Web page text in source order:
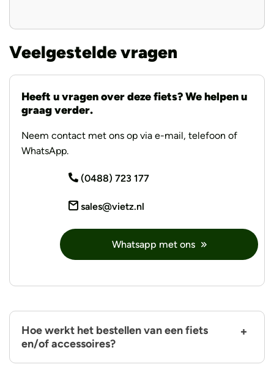
Veelgestelde vragen
Heeft u vragen over deze fiets? We helpen u
graag verder.
Neem contact met ons op via e-mail, telefoon of
WhatsApp.
(0488) 723 177
sales@vietz.nl
Whatsapp met ons
Hoe werkt het bestellen van een fiets
en/of accessoires?